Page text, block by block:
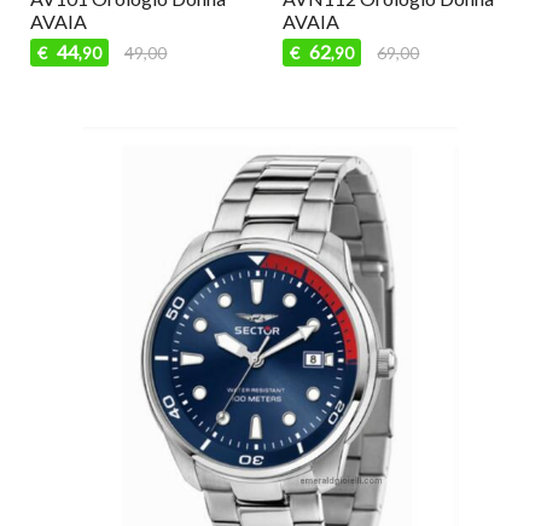
AVAIA
€ 44,90 49,00
AVAIA
€ 62,90 69,00